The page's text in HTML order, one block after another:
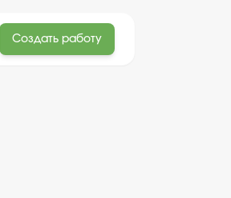
Создать работу